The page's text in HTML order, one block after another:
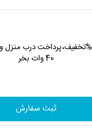
فقط امروز با 29%تخفیف،پرداخت
40 وات بخر
ثبت سفارش